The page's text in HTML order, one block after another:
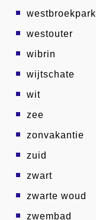
westbroekpark
westouter
wibrin
wijtschate
wit
zee
zonvakantie
zuid
zwart
zwarte woud
zwembad